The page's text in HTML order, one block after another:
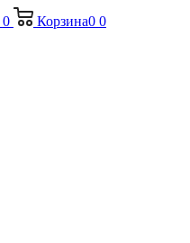
0 Корзина0 0